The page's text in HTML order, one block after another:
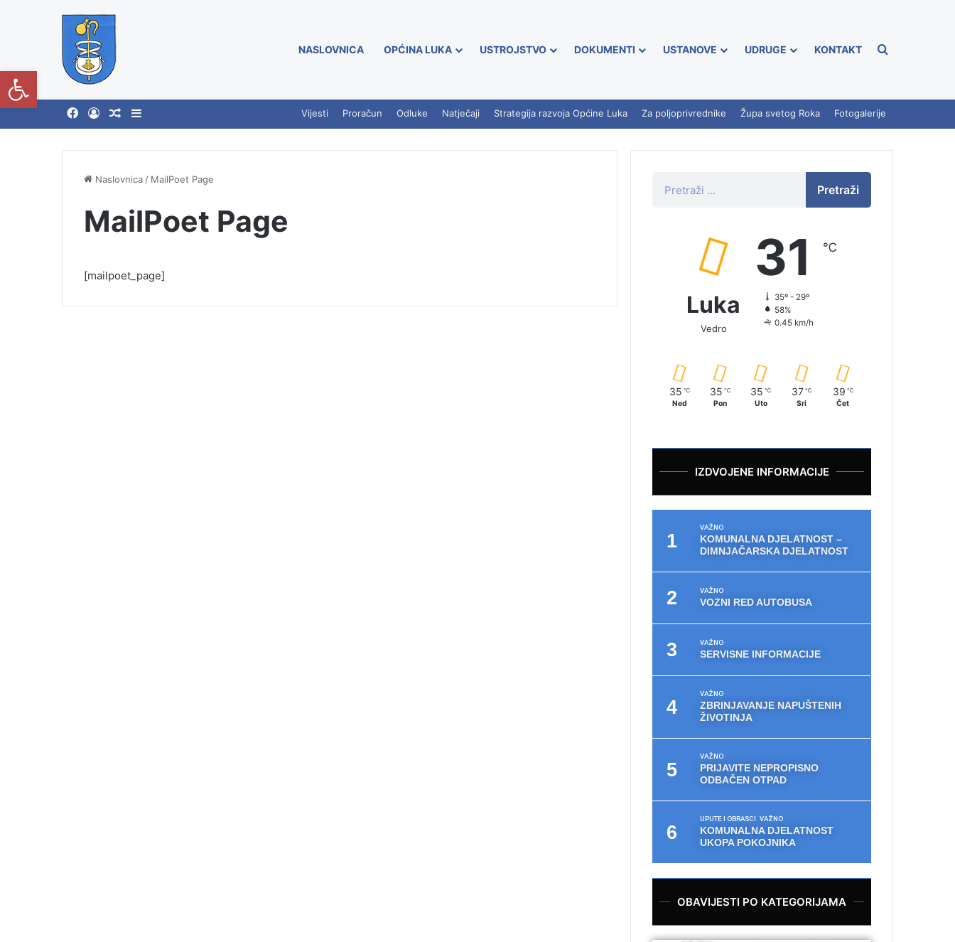
NASLOVNICA OPĆINA LUKA USTROJSTVO DOKUMENTI USTANOVE UDRUGE KONTAKT
Vijesti Proračun Odluke Natječaji Strategija razvoja Općine Luka Za poljoprivrednike Župa svetog Roka Fotogalerije
Naslovnica / MailPoet Page
MailPoet Page
[mailpoet_page]
Pretraži
Luka
Vedro
31 ℃
35º - 29º
58%
0.45 km/h
35 ℃
Ned
35 ℃
Pon
35 ℃
Uto
37 ℃
Sri
39 ℃
Čet
IZDVOJENE INFORMACIJE
VAŽNO
KOMUNALNA DJELATNOST –
DIMNJAČARSKA DJELATNOST
VAŽNO
VOZNI RED AUTOBUSA
VAŽNO
SERVISNE INFORMACIJE
VAŽNO
ZBRINJAVANJE NAPUŠTENIH
ŽIVOTINJA
VAŽNO
PRIJAVITE NEPROPISNO
ODBAČEN OTPAD
UPUTE I OBRASCI VAŽNO
KOMUNALNA DJELATNOST
UKOPA POKOJNIKA
OBAVIJESTI PO KATEGORIJAMA
Open toolbar